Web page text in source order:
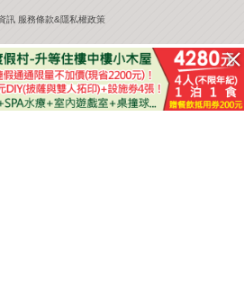
訊 服務條款&隱私權政策